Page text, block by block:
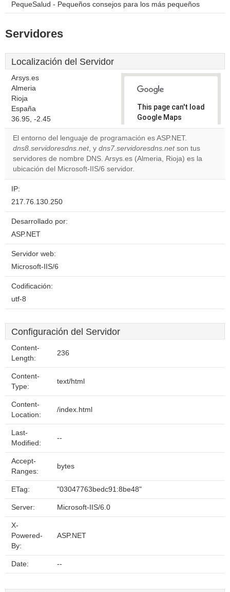
PequeSalud - Pequeños consejos para los más pequeños
Servidores
Localización del Servidor
Arsys.es
Almeria
Rioja
España
36.95, -2.45
This page can't load
Google Maps
correctly.
Do you
own this
OK
El entorno del lenguaje de programación es ASP.NET.
dns8.servidoresdns.net, y dns7.servidoresdns.netson tus
servidores de nombre DNS. Arsys.es (Almeria, Rioja) es la
ubicación del Microsoft-IIS/6 servidor.
IP:
217.76.130.250
Desarrollado por:
ASP.NET
Servidor web:
Microsoft-IIS/6
Codificación:
utf-8
Configuración del Servidor
Content-
Length:
236
Content-
Type:
text/html
Content-
Location:
/index.html
Last-
Modified:
--
Accept-
Ranges:
bytes
ETag: "03047763bedc91:8be48"
Server: Microsoft-IIS/6.0
X-
Powered-
By:
ASP.NET
Date: --